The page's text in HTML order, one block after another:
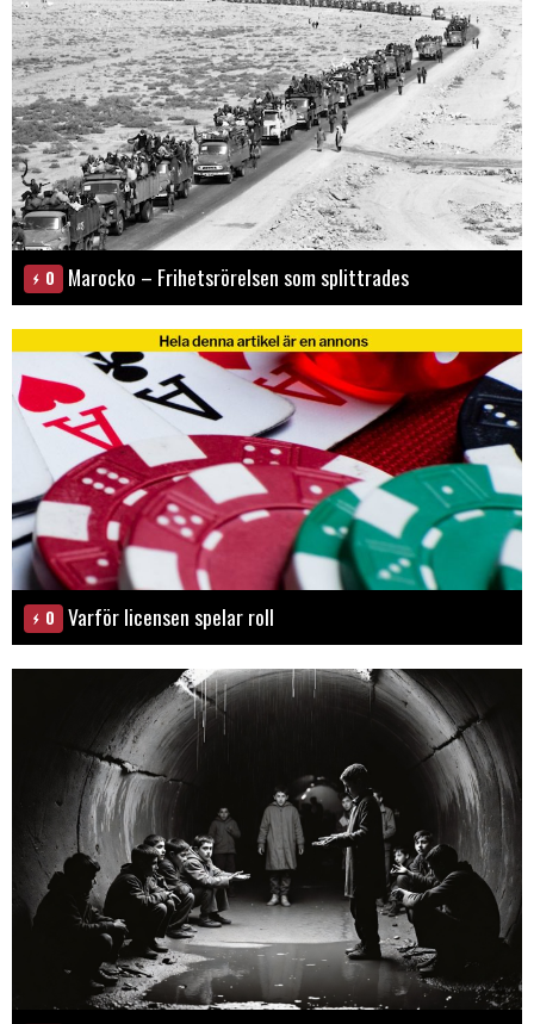
0 Marocko – Frihetsrörelsen som splittrades
0 Varför licensen spelar roll